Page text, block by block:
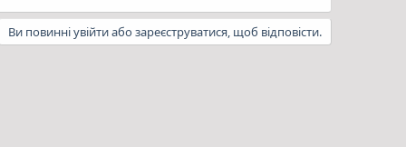
Ви повинні увійти або зареєструватися, щоб відповісти.